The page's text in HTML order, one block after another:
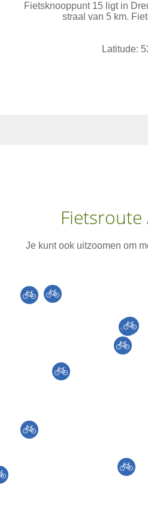
Fietsknooppunt 15 ligt in
straal van 5 km.
Latitude:
Je kunt ook uitzoomen om